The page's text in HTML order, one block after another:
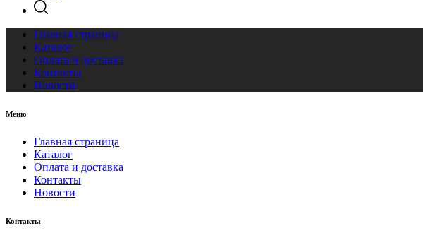
Главная страница
Каталог
Оплата и доставка
Контакты
Новости
Меню
Главная страница
Каталог
Оплата и доставка
Контакты
Новости
Контакты